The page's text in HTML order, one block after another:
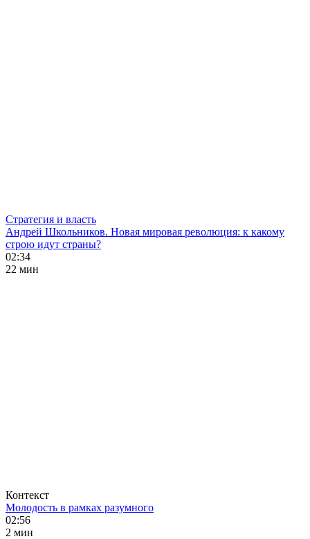
Стратегия и власть
Андрей Школьников. Новая мировая революция: к какому
строю идут страны?
02:34
22 мин
Контекст
Молодость в рамках разумного
02:56
2 мин